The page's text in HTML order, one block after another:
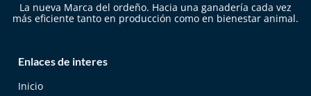
La nueva Marca del ordeño. Hacia una ganadería cada vez
más eficiente tanto en producción como en bienestar animal.
Enlaces de interes
Inicio